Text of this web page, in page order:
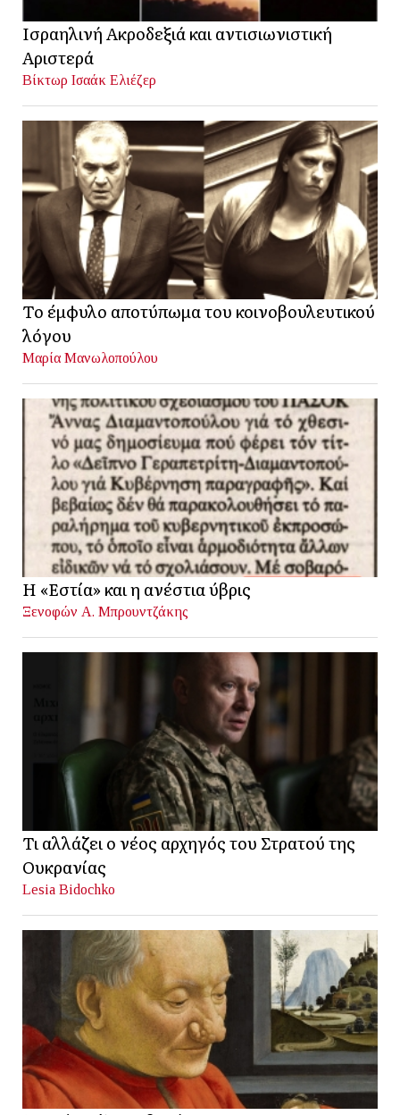
Ισραηλινή Ακροδεξιά και αντισιωνιστική
Αριστερά
Βίκτωρ Ισαάκ Ελιέζερ
Το έμφυλο αποτύπωμα του κοινοβουλευτικού
λόγου
Μαρία Μανωλοπούλου
Η «Εστία» και η ανέστια ύβρις
Ξενοφών Α. Μπρουντζάκης
Τι αλλάζει ο νέος αρχηγός του Στρατού της
Ουκρανίας
Lesia Bidochko